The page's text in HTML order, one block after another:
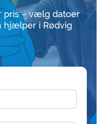
pris – vælg datoer
hjælper i Rødvig